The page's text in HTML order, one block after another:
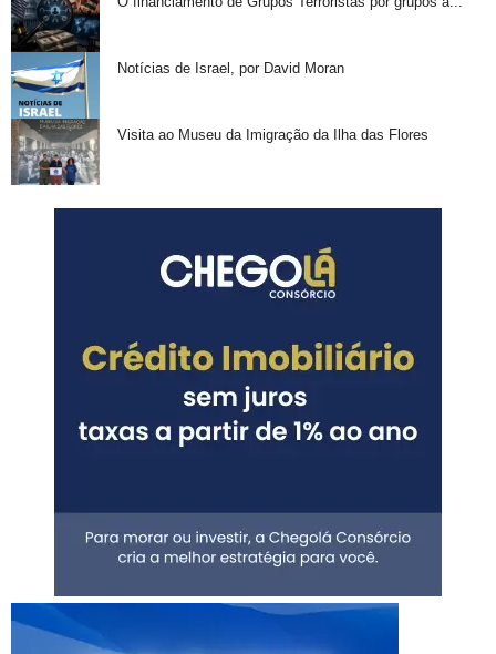
Notícias de Israel, por David Moran
Visita ao Museu da Imigração da Ilha das Flores